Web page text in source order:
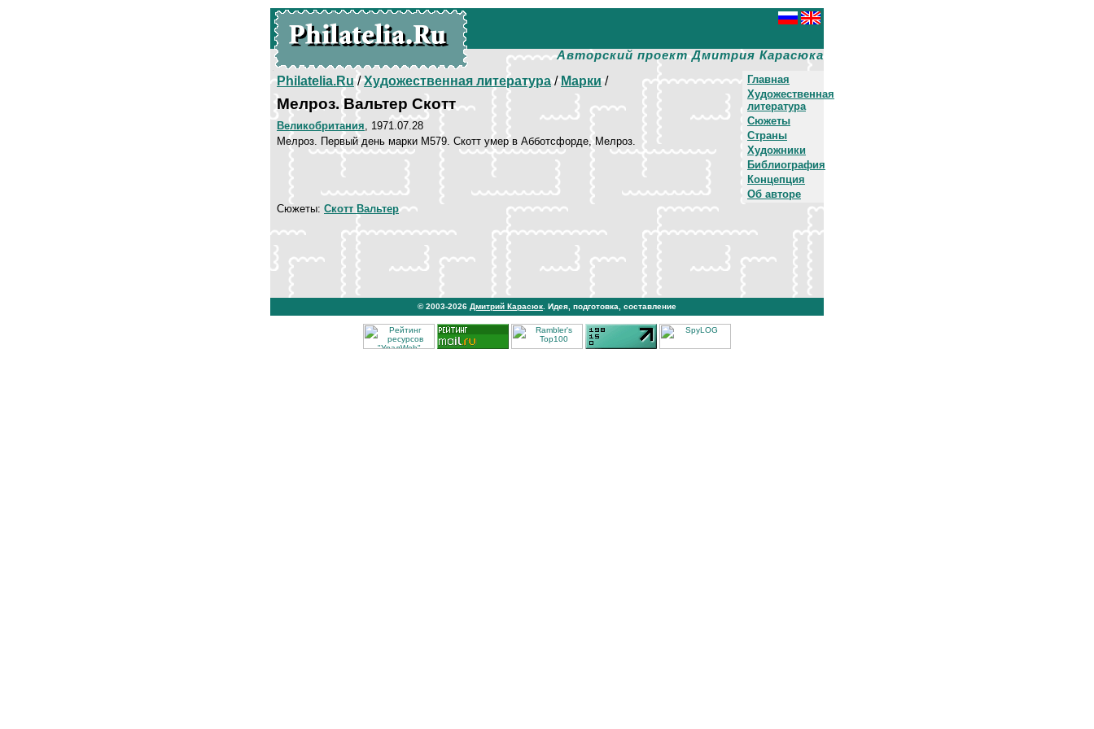
Авторский проект Дмитрия Карасюка
Главная
Художественная
литература
Сюжеты
Страны
Художники
Библиография
Концепция
Об авторе
Philatelia.Ru/Художественная литература/Марки/
Мелроз. Вальтер Скотт
Великобритания, 1971.07.28
Мелроз. Первый день марки М579. Скотт умер в Абботсфорде, Мелроз.
Сюжеты: Скотт Вальтер
© 2003-2026 Дмитрий Карасюк . Идея, подготовка, составление